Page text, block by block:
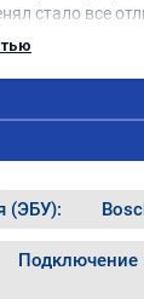
стало все
(ЭБУ):
Подключение